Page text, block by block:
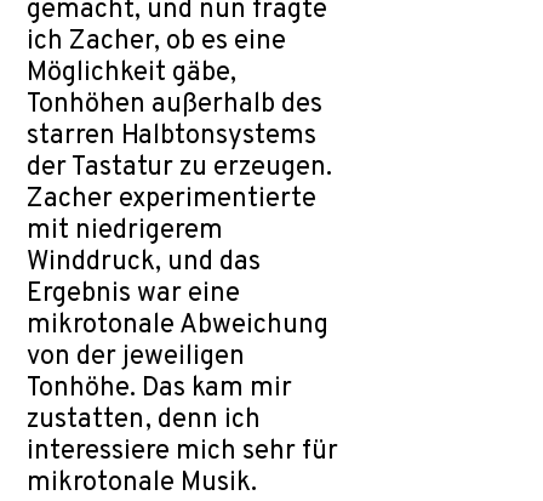
gemacht, und nun fragte
ich Zacher, ob es eine
Möglichkeit gäbe,
Tonhöhen außerhalb des
starren Halbtonsystems
der Tastatur zu erzeugen.
Zacher experimentierte
mit niedrigerem
Winddruck, und das
Ergebnis war eine
mikrotonale Abweichung
von der jeweiligen
Tonhöhe. Das kam mir
zustatten, denn ich
interessiere mich sehr für
mikrotonale Musik.